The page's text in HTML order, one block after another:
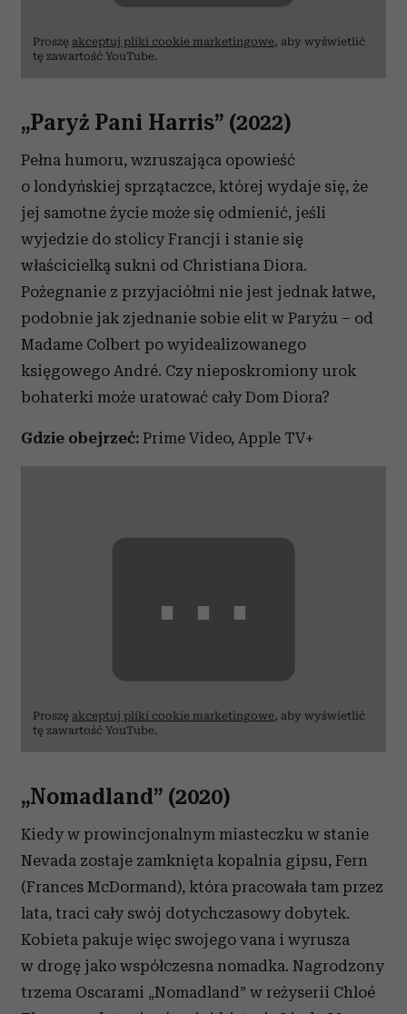
Proszę akceptuj pliki cookie marketingowe, aby wyświetlić
tę zawartość YouTube.
„Paryż Pani Harris” (2022)
Pełna humoru, wzruszająca opowieść
o londyńskiej sprzątaczce, której wydaje się, że
jej samotne życie może się odmienić, jeśli
wyjedzie do stolicy Francji i stanie się
właścicielką sukni od Christiana Diora.
Pożegnanie z przyjaciółmi nie jest jednak łatwe,
podobnie jak zjednanie sobie elit w Paryżu – od
Madame Colbert po wyidealizowanego
księgowego André. Czy nieposkromiony urok
bohaterki może uratować cały Dom Diora?
Gdzie obejrzeć: Prime Video, Apple TV+
⋯
Proszę akceptuj pliki cookie marketingowe, aby wyświetlić
tę zawartość YouTube.
„Nomadland” (2020)
Kiedy w prowincjonalnym miasteczku w stanie
Nevada zostaje zamknięta kopalnia gipsu, Fern
(Frances McDormand), która pracowała tam przez
lata, traci cały swój dotychczasowy dobytek.
Kobieta pakuje więc swojego vana i wyrusza
w drogę jako współczesna nomadka. Nagrodzony
trzema Oscarami „Nomadland” w reżyserii Chloé